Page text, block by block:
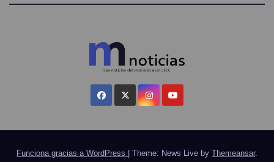
Funciona gracias a WordPress Theme: News Live by Themeansar.